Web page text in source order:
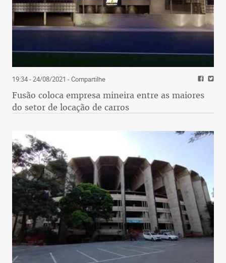
19:34 - 24/08/2021 - Compartilhe
Fusão coloca empresa mineira entre as maiores
do setor de locação de carros